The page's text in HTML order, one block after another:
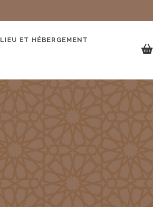
LIEU ET HÉBERGEMENT